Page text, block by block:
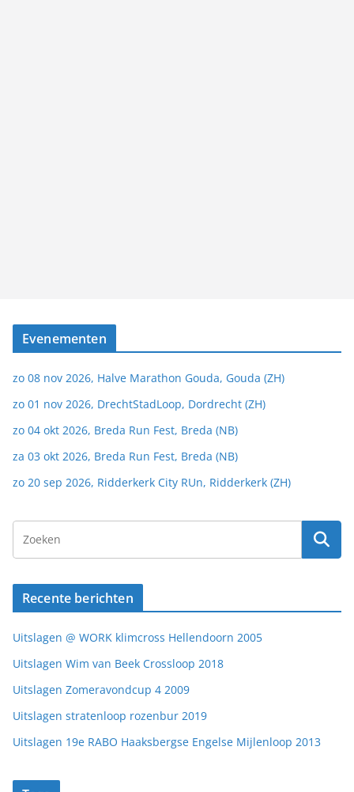
Evenementen
zo 08 nov 2026, Halve Marathon Gouda, Gouda (ZH)
zo 01 nov 2026, DrechtStadLoop, Dordrecht (ZH)
zo 04 okt 2026, Breda Run Fest, Breda (NB)
za 03 okt 2026, Breda Run Fest, Breda (NB)
zo 20 sep 2026, Ridderkerk City RUn, Ridderkerk (ZH)
Recente berichten
Uitslagen @ WORK klimcross Hellendoorn 2005
Uitslagen Wim van Beek Crossloop 2018
Uitslagen Zomeravondcup 4 2009
Uitslagen stratenloop rozenbur 2019
Uitslagen 19e RABO Haaksbergse Engelse Mijlenloop 2013